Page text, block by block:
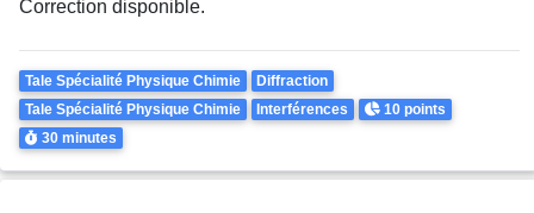
Correction disponible.
Theme
Tale Spécialité Physique Chimie
Diffraction
Tale Spécialité Physique Chimie
Interférences Points
10 points
Durée
30 minutes